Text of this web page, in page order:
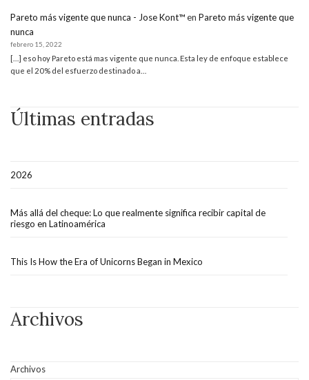
Pareto más vigente que nunca - Jose Kont™en Pareto más vigente que
nunca
febrero 15, 2022
[…] eso hoy Pareto está mas vigente que nunca. Esta ley de enfoque establece
que el 20% del esfuerzo destinado a…
Últimas entradas
2026
Más allá del cheque: Lo que realmente significa recibir capital de
riesgo en Latinoamérica
This Is How the Era of Unicorns Began in Mexico
Archivos
Archivos